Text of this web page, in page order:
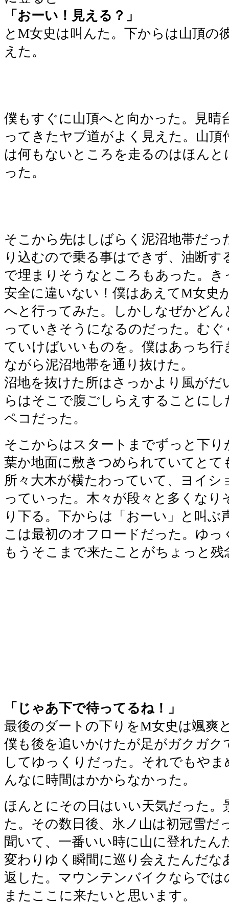
「おーい！見える？」
とM女史は叫んた。下からは山頂の
えた。
僕もすぐに山頂へと向かった。見晴
ってきたヤブ道がよく見えた。山頂
は何もないところを走るのはほんと
った。
そこから先はしばらく泥沼地帯だっ
り込むので乗る事はできず、油断す
で埋まりそうなところもあった。
安全に違いない！僕はあえてM女史
へと行ってみた。しかしなぜかどん
っていきそうになるのだった。むぐ
ていけばいいものを。僕はあっち行
ながら泥沼地帯を通り抜けた。
沼地を抜けた所はさっかより風がだ
らはそこで腹ごしらえすることに
ペコだった。
そこからはスタートまでずっと下り
葉か地面に敷きつめられていてとて
所々大木が横たわっていて、ヨイシ
っていった。木々が段々と多くなり
り下る。下からは「おーい」と叫ぶ
こは最初のオフロードだった。ゆっ
もうそこまで来たことがちょっと残
「じゃあ下で待ってるね！」
最後のダートの下りをM女史は颯爽
僕も後を追いかけたが足がガクガク
してゆっくりだった。それでもや
んなに時間はかからなかった。
ほんとにその日はいい天気だった。
た。その数日後、氷ノ山は初冠雪だ
聞いて、一番いい時に山に登れたん
変わりゆく瞬間に巡り会えたんだな
返した。マウンテンバイクならでは
またここに来たいと思います。